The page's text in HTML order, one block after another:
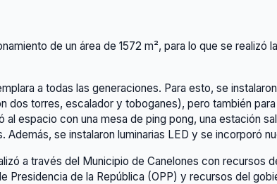
de un área de 1572 m², para lo que se
a todas las generaciones. Para esto, se
dos torres, escalador y toboganes), pero también
espacio con una mesa de ping pong, una estación
Además, se instalaron luminarias LED y se incorporó
a través del Municipio de Canelones con recursos
Presidencia de la República (OPP) y recursos del